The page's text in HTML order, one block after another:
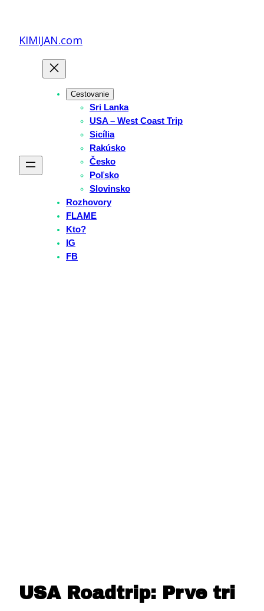
obsahKIMIJAN.com
Cestovanie
Sri Lanka
USA – West Coast Trip
Sicília
Rakúsko
Česko
Poľsko
Slovinsko
Rozhovory
FLAME
Kto?
IG
FB
USA Roadtrip: Prve tri